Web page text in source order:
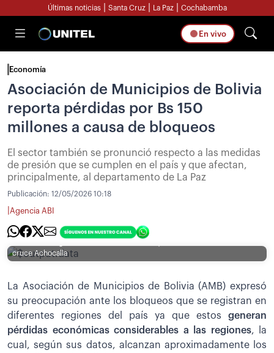
Últimas noticias Santa Cruz La Paz Cochabamba
En vivo
Economía
Asociación de Municipios de Bolivia
reporta pérdidas por Bs 150
millones a causa de bloqueos
El sector también se pronunció respecto a las medidas
de presión que se cumplen en el país y que afectan,
principalmente, al departamento de La Paz
Publicación: 12/05/2026 10:18
Agencia ABI
cruce Achocalla
La Asociación de Municipios de Bolivia (AMB) expresó
su preocupación ante los bloqueos que se registran en
diferentes regiones del país ya que estos generan
pérdidas económicas considerables a las regiones, la
cual, según sus datos, alcanzan aproximadamente los